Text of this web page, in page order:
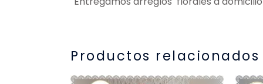
Productos relacionados